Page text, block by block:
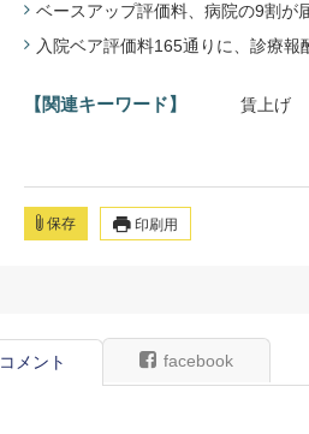
ベースアップ評価料、病院の9割
入院ベア評価料165通りに、診療
【関連キーワード】 賃上げ
保存 印刷用
コメント facebook